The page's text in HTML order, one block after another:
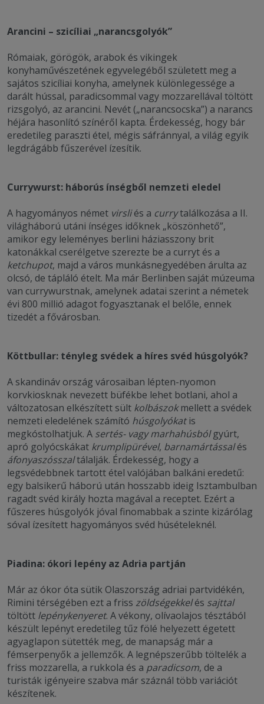
Arancini – szicíliai „narancsgolyók”
Rómaiak, görögök, arabok és vikingek
konyhaművészetének egyvelegéből született meg a
sajátos szicíliai konyha, amelynek különlegessége a
darált hússal, paradicsommal vagy mozzarellával töltött
rizsgolyó, az arancini. Nevét („narancsocska”) a narancs
héjára hasonlító színéről kapta. Érdekesség, hogy bár
eredetileg paraszti étel, mégis sáfránnyal, a világ egyik
legdrágább fűszerével ízesítik.
Currywurst: háborús ínségből nemzeti eledel
A hagyományos német virsliés a currytalálkozása a II.
világháború utáni ínséges időknek „köszönhető”,
amikor egy leleményes berlini háziasszony brit
katonákkal cserélgetve szerezte be a curryt és a
ketchupot, majd a város munkásnegyedében árulta az
olcsó, de tápláló ételt. Ma már Berlinben saját múzeuma
van currywurstnak, amelynek adatai szerint a németek
évi 800 millió adagot fogyasztanak el belőle, ennek
tizedét a fővárosban.
Köttbullar: tényleg svédek a híres svéd húsgolyók?
A skandináv ország városaiban lépten-nyomon
korvkiosknak nevezett büfékbe lehet botlani, ahol a
változatosan elkészített sült kolbászokmellett a svédek
nemzeti eledelének számító húsgolyókatis
megkóstolhatjuk. A sertés- vagy marhahúsbólgyúrt,
apró golyócskákat krumplipürével, barnamártássalés
áfonyaszósszaltálalják. Érdekesség, hogy a
legsvédebbnek tartott étel valójában balkáni eredetű:
egy balsikerű háború után hosszabb ideig Isztambulban
ragadt svéd király hozta magával a receptet. Ezért a
fűszeres húsgolyók jóval finomabbak a szinte kizárólag
sóval ízesített hagyományos svéd húsételeknél.
Piadina: ókori lepény az Adria partján
Már az ókor óta sütik Olaszország adriai partvidékén,
Rimini térségében ezt a friss zöldségekkelés sajttal
töltött lepénykenyeret. A vékony, olívaolajos tésztából
készült lepényt eredetileg tűz fölé helyezett égetett
agyaglapon sütették meg, de manapság már a
fémserpenyők a jellemzők. A legnépszerűbb töltelék a
friss mozzarella, a rukkola és a paradicsom, de a
turisták igényeire szabva már száznál több variációt
készítenek.